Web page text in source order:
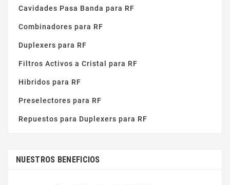
Cavidades Pasa Banda para RF
Combinadores para RF
Duplexers para RF
Filtros Activos a Cristal para RF
Hibridos para RF
Preselectores para RF
Repuestos para Duplexers para RF
NUESTROS BENEFICIOS